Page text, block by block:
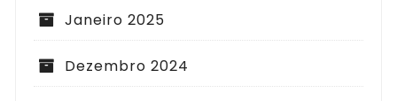
Janeiro 2025
Dezembro 2024